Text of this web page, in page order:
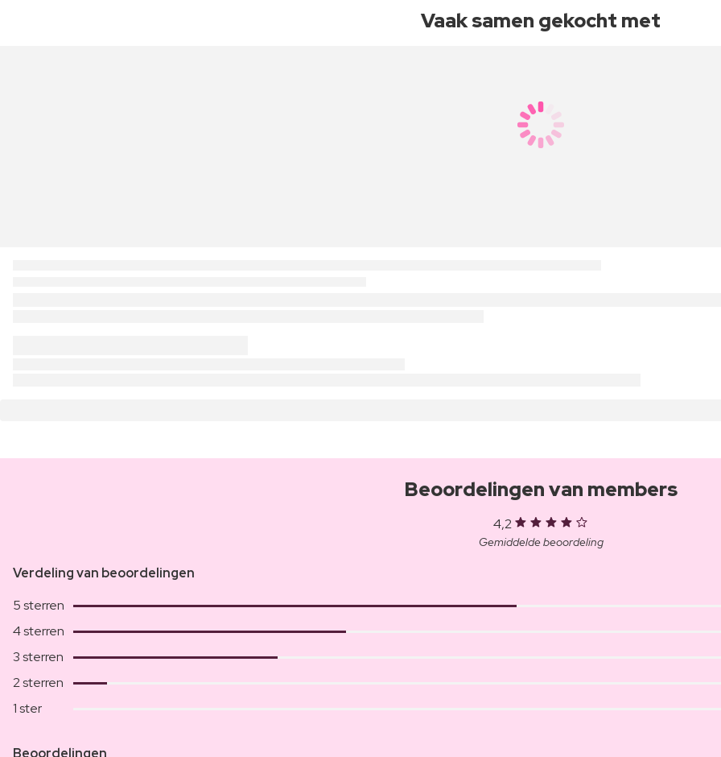
Vaak samen gekocht met
Beoordelingen van members
4,2
Gemiddelde beoordeling
Verdeling van beoordelingen
5 sterren
4 sterren
3 sterren
2 sterren
1 ster